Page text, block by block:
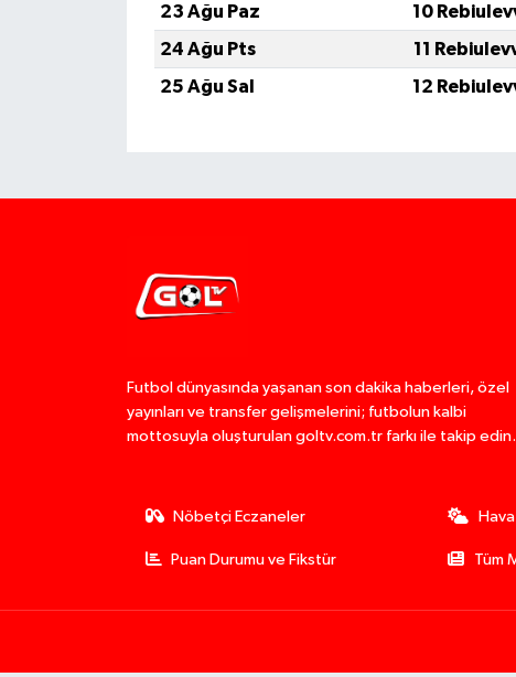
23 Ağu Paz
10
24 Ağu Pts
11
25 Ağu Sal
12
Futbol dünyasında yaşanan son dakika haberleri, özel
yayınları ve transfer gelişmelerini; futbolun kalbi
mottosuyla oluşturulan goltv.com.tr farkı ile takip edin.
Nöbetçi Eczaneler
Puan Durumu ve Fikstür Tüm